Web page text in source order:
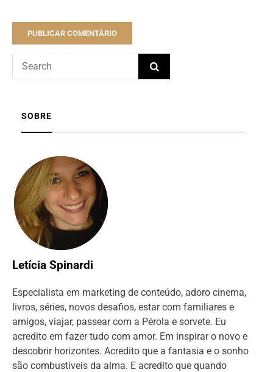
SOBRE
Letícia Spinardi
Especialista em marketing de conteúdo, adoro cinema,
livros, séries, novos desafios, estar com familiares e
amigos, viajar, passear com a Pérola e sorvete. Eu
acredito em fazer tudo com amor. Em inspirar o novo e
descobrir horizontes. Acredito que a fantasia e o sonho
são combustíveis da alma. E acredito que quando